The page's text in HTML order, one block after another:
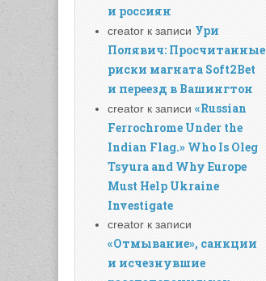
и россиян
creator к записи Ури
Полявич: Просчитанные
риски магната Soft2Bet
и переезд в Вашингтон
creator к записи «Russian
Ferrochrome Under the
Indian Flag.» Who Is Oleg
Tsyura and Why Europe
Must Help Ukraine
Investigate
creator к записи
«Отмывание», санкции
и исчезнувшие